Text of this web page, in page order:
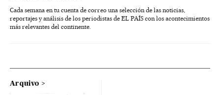
Cada semana en tu cuenta de correo una selección de las noticias,
reportajes y análisis de los periodistas de EL PAÍS con los acontecimientos
más relevantes del continente.
Arquivo